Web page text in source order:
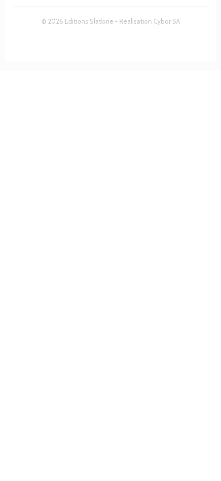
© 2026 Editions Slatkine - Réalisation Cybor SA